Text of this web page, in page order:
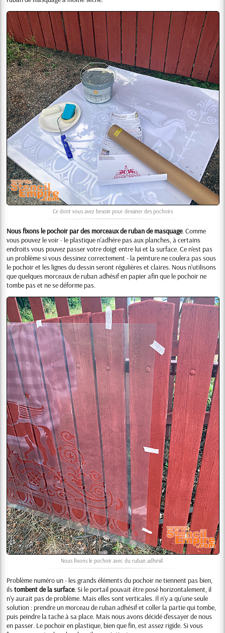
Ce dont vous avez besoin pour dessiner des pochoirs
Nous fixons le pochoir par des morceaux de ruban de masquage. Comme
vous pouvez le voir - le plastique n'adhère pas aux planches, à certains
endroits vous pouvez passer votre doigt entre lui et la surface. Ce n'est pas
un problème si vous dessinez correctement - la peinture ne coulera pas sous
le pochoir et les lignes du dessin seront régulières et claires. Nous n'utilisons
que quelques morceaux de ruban adhésif en papier afin que le pochoir ne
tombe pas et ne se déforme pas.
Nous fixons le pochoir avec du ruban adhésif.
Problème numéro un - les grands éléments du pochoir ne tiennent pas bien,
ilstombent de la surface. Si le portail pouvait être posé horizontalement, il
n'y aurait pas de problème. Mais elles sont verticales. Il n'y a qu'une seule
solution : prendre un morceau de ruban adhésif et coller la partie qui tombe,
puis peindre la tache à sa place. Mais nous avons décidé d'essayer de nous
en passer. Le pochoir en plastique, bien que fin, est assez rigide. Si vous